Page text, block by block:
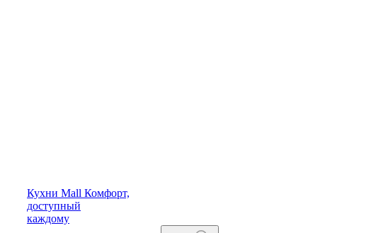
Кухни Mall Комфорт,
доступный
каждому